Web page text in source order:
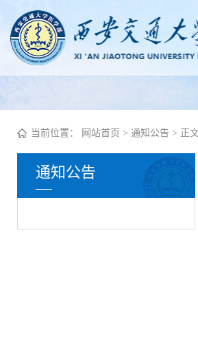
当前位置： 网站首页 > 通知公告 > 正
通知公告